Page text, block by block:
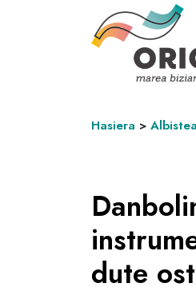
Hasiera >
dute